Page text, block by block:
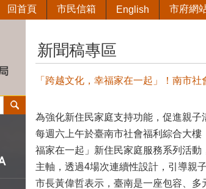
回首頁 市民信箱 English 市府網
新聞稿專區
「跨越文化，幸福家在一起」！南市
為強化新住民家庭支持功能，促進親
每週六上午於臺南市社會福利綜合大
福家在一起」新住民家庭服務系列活
主軸，透過4場次連續性設計，引導親
市長黃偉哲表示，臺南是一座包容、多